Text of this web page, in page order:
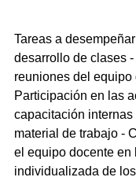
Tareas a
desarrollo de clases
reuniones del equipo
Participación en las
capacitación
material de trabajo -
el equipo docente en
individualizada de